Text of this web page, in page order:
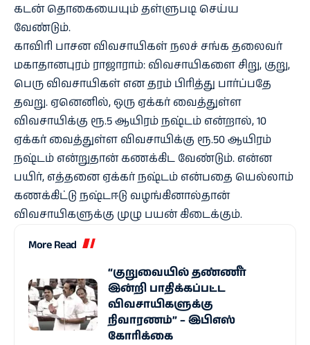
கடன் தொகையையும் தள்ளுபடி செய்ய
வேண்டும்.
காவிரி பாசன விவசாயிகள் நலச் சங்க தலைவர்
மகாதானபுரம் ராஜாராம்: விவசாயிகளை சிறு, குறு,
பெரு விவசாயிகள் என தரம் பிரித்து பார்ப்பதே
தவறு. ஏனெனில், ஒரு ஏக்கர் வைத்துள்ள
விவசாயிக்கு ரூ.5 ஆயிரம் நஷ்டம் என்றால், 10
ஏக்கர் வைத்துள்ள விவசாயிக்கு ரூ.50 ஆயிரம்
நஷ்டம் என்றுதான் கணக்கிட வேண்டும். என்ன
பயிர், எத்தனை ஏக்கர் நஷ்டம் என்பதை யெல்லாம்
கணக்கிட்டு நஷ்டஈடு வழங்கினால்தான்
விவசாயிகளுக்கு முழு பயன் கிடைக்கும்.
More Read
“குறுவையில் தண்ணீர்
இன்றி பாதிக்கப்பட்ட
விவசாயிகளுக்கு
நிவாரணம்” – இபிஎஸ்
கோரிக்கை